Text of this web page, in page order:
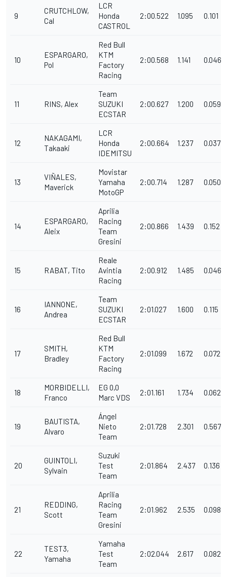
9
CRUTCHLOW,
Cal
LCR
Honda
CASTROL
2:00.522 1.095 0.101
10
ESPARGARO,
Pol
Red Bull
KTM
Factory
Racing
2:00.568 1.141 0.046
11 RINS, Alex
Team
SUZUKI
ECSTAR
2:00.627 1.200 0.059
12
NAKAGAMI,
Takaaki
LCR
Honda
IDEMITSU
2:00.664 1.237 0.037
13
VIÑALES,
Maverick
Movistar
Yamaha
MotoGP
2:00.714 1.287 0.050
14
ESPARGARO,
Aleix
Aprilia
Racing
Team
Gresini
2:00.866 1.439 0.152
15 RABAT, Tito
Reale
Avintia
Racing
2:00.912 1.485 0.046
16
IANNONE,
Andrea
Team
SUZUKI
ECSTAR
2:01.027 1.600 0.115
17
SMITH,
Bradley
Red Bull
KTM
Factory
Racing
2:01.099 1.672 0.072
18
MORBIDELLI,
Franco
EG 0,0
Marc VDS
2:01.161 1.734 0.062
19
BAUTISTA,
Alvaro
Ángel
Nieto
Team
2:01.728 2.301 0.567
20
GUINTOLI,
Sylvain
Suzuki
Test
Team
2:01.864 2.437 0.136
21
REDDING,
Scott
Aprilia
Racing
Team
Gresini
2:01.962 2.535 0.098
22
TEST3,
Yamaha
Yamaha
Test
Team
2:02.044 2.617 0.082